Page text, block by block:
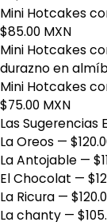
Mini Hotcakes
$85.00 MXN
Mini Hotcakes
durazno en
Mini Hotcakes
$75.00 MXN
Las Sugerencias
La Oreos —
La Antojable —
El Chocolat —
La Ricura —
La chanty —